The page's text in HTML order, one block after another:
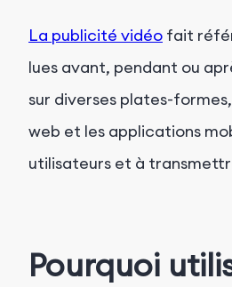
La publicité vidéo fait
lues avant, pendant ou
sur diverses plates-
web et les applications
utilisateurs et à
Pourquoi